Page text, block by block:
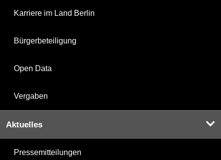
Karriere im Land Berlin
Bürgerbeteiligung
Open Data
Vergaben
Aktuelles
Pressemitteilungen